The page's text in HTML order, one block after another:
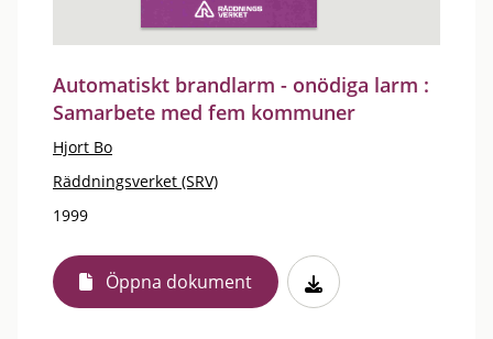
Automatiskt brandlarm - onödiga larm :
Samarbete med fem kommuner
Hjort Bo
Räddningsverket (SRV)
1999
Öppna dokument